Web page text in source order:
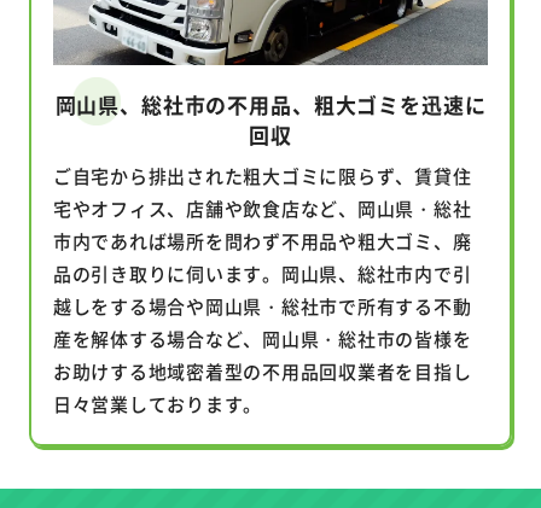
岡山県、総社市の不用品、粗大ゴミを迅速に
回収
ご自宅から排出された粗大ゴミに限らず、賃貸住
宅やオフィス、店舗や飲食店など、岡山県・総社
市内であれば場所を問わず不用品や粗大ゴミ、廃
品の引き取りに伺います。岡山県、総社市内で引
越しをする場合や岡山県・総社市で所有する不動
産を解体する場合など、岡山県・総社市の皆様を
お助けする地域密着型の不用品回収業者を目指し
日々営業しております。